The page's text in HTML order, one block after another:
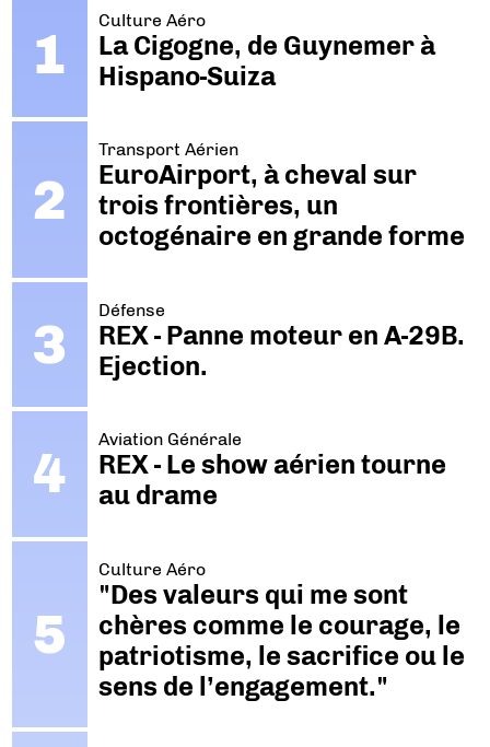
Culture Aéro
La Cigogne, de Guynemer à
Hispano-Suiza
Transport Aérien
EuroAirport, à cheval sur
trois frontières, un
octogénaire en grande forme
Défense
REX - Panne moteur en A-29B.
Ejection.
Aviation Générale
REX - Le show aérien tourne
au drame
Culture Aéro
"Des valeurs qui me sont
chères comme le courage, le
patriotisme, le sacrifice ou le
sens de l’engagement."